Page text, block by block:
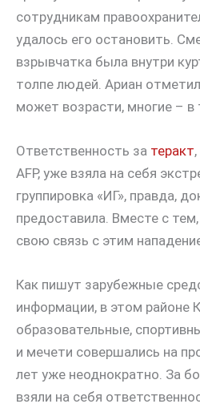
сотрудникам
удалось его остановить.
взрывчатка была внутри
толпе людей. Ариан
может возрасти, многие –
Ответственность за теракт
AFP, уже взяла на себя
группировка «ИГ», правда,
предоставила. Вместе с
свою связь с этим
Как пишут зарубежные
информации, в этом районе
образовательные,
и мечети совершались на
лет уже неоднократно. За
взяли на себя